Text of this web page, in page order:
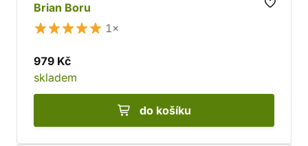
Brian Boru
1×
979 Kč
skladem
do košíku